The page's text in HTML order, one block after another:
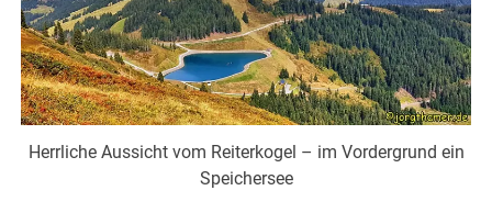
Herrliche Aussicht vom Reiterkogel – im Vordergrund ein
Speichersee